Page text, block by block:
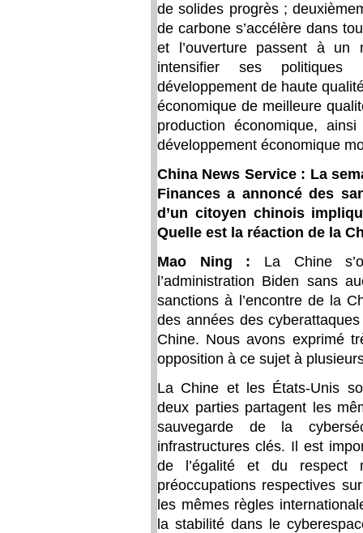
de solides progrès ;
de carbone s’accélère dans
et l’ouverture passent à un
intensifier ses politiques
développement de haute
économique de meilleure
production économique,
développement économique
China News Service : La
Finances a annoncé des
d’un citoyen chinois
Quelle est la réaction de la
Mao Ning : La Chine
l’administration Biden sans
sanctions à l’encontre de la
des années des
Chine. Nous avons exprimé
opposition à ce sujet à
La Chine et les États-Unis
deux parties partagent les
sauvegarde de la
infrastructures clés. Il est
de l’égalité et du respect
préoccupations respectives
les mêmes règles
la stabilité dans le